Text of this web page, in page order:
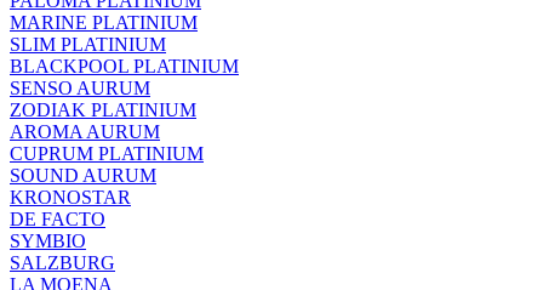
MARINE PLATINIUM
SLIM PLATINIUM
BLACKPOOL PLATINIUM
SENSO AURUM
ZODIAK PLATINIUM
AROMA AURUM
CUPRUM PLATINIUM
SOUND AURUM
KRONOSTAR
DE FACTO
SYMBIO
SALZBURG
LA MOENA